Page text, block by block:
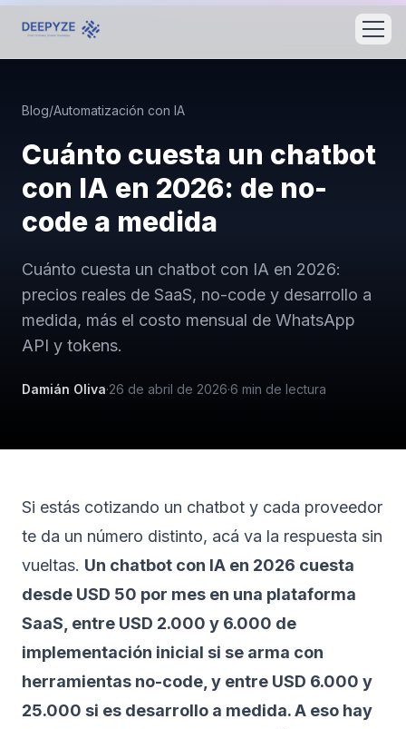
Blog/Automatización con IA
Cuánto cuesta un chatbot
con IA en 2026: de no-
code a medida
Cuánto cuesta un chatbot con IA en 2026:
precios reales de SaaS, no-code y desarrollo a
medida, más el costo mensual de WhatsApp
API y tokens.
Damián Oliva·26 de abril de 2026·6 min de lectura
Si estás cotizando un chatbot y cada proveedor
te da un número distinto, acá va la respuesta sin
vueltas. Un chatbot con IA en 2026 cuesta
desde USD 50 por mes en una plataforma
SaaS, entre USD 2.000 y 6.000 de
implementación inicial si se arma con
herramientas no-code, y entre USD 6.000 y
25.000 si es desarrollo a medida. A eso hay